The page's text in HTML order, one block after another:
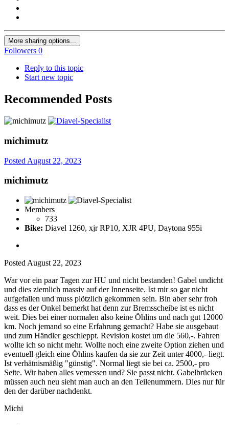
More sharing options...
Followers 0
Reply to this topic
Start new topic
Recommended Posts
michimutz
Posted August 22, 2023
michimutz
Members
733
Bike: Diavel 1260, xjr RP10, XJR 4PU, Daytona 955i
Posted August 22, 2023
War vor ein paar Tagen zur HU und nicht bestanden! Gabel undicht
und dies ziemlich massiv auf der Innenseite. Ist mir so gar nicht
aufgefallen und muss plötzlich gekommen sein. Bin aber sehr froh
dass es der Onkel bemerkt hat denn zur Bremsscheibe ist es nicht
weit. Dies bei einer normalen also keine Öhlins und nach gut 12000
km. Noch jemand so eine Erfahrung gemacht? Habe sie ausgebaut
und zum Händler geschleppt. Revision kostet um die 560,-. Fahren
wollte ich so nicht mehr. Wollte noch eine zweite Option ziehen und
eventuell gleich eine Öhlins kaufen da sie zur Zeit unter 4000,- liegt.
Ist verhätnismäßig "günstig". Normal liegt sie bei ca. 2500,- pro
Seite. Wir haben alles vemessen und? Sie passt nicht. Gabelbrücken
müssen auch neu sieht man auch an den Teilenummern. Dies nur für
den der darüber nachdenkt.
Michi